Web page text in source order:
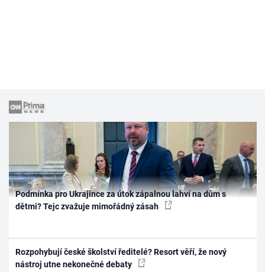
Podmínka pro Ukrajince za útok zápalnou lahví na dům s
dětmi? Tejc zvažuje mimořádný zásah
Rozpohybují české školství ředitelé? Resort věří, že nový
nástroj utne nekonečné debaty